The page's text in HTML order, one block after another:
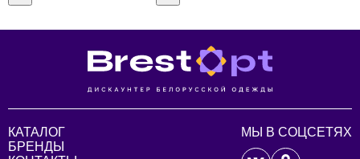
КАТАЛОГ
БРЕНДЫ
МЫ В СОЦСЕТЯХ